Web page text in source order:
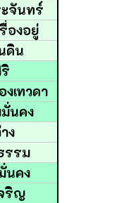
ะจันทร์
องอยู่
ดิน
เทวดา
นคง
ง
รรม
นคง
ริญ